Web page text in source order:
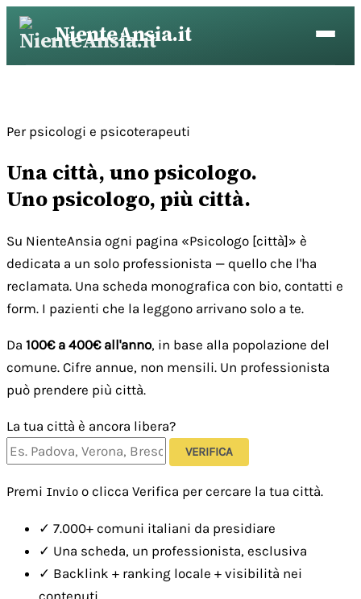
Vai
contenuto
NienteAnsia.it
Per psicologi e psicoterapeuti
Una città, uno psicologo.
Uno psicologo, più città.
Su NienteAnsia ogni pagina «Psicologo [città]» è
dedicata a un solo professionista — quello che l'ha
reclamata. Una scheda monografica con bio, contatti e
form. I pazienti che la leggono arrivano solo a te.
Da 100€ a 400€ all'anno, in base alla popolazione del
comune. Cifre annue, non mensili. Un professionista
può prendere più città.
La tua città è ancora libera?
VERIFICA
Premi Invio o clicca Verifica per cercare la tua città.
✓ 7.000+ comuni italiani da presidiare
✓ Una scheda, un professionista, esclusiva
✓ Backlink + ranking locale + visibilità nei